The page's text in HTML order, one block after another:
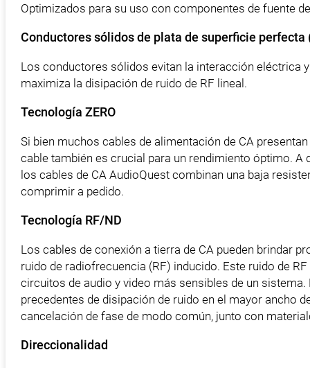
Optimizados para su uso con componentes de fuente
Conductores sólidos de plata de superficie perfecta
Los conductores sólidos evitan la interacción eléctrica
maximiza la disipación de ruido de RF lineal.
Tecnología ZERO
Si bien muchos cables de alimentación de CA
cable también es crucial para un rendimiento óptimo.
los cables de CA AudioQuest combinan una baja
comprimir a pedido.
Tecnología RF/ND
Los cables de conexión a tierra de CA pueden brindar
ruido de radiofrecuencia (RF) inducido. Este ruido de
circuitos de audio y video más sensibles de un
precedentes de disipación de ruido en el mayor ancho
cancelación de fase de modo común, junto con
Direccionalidad